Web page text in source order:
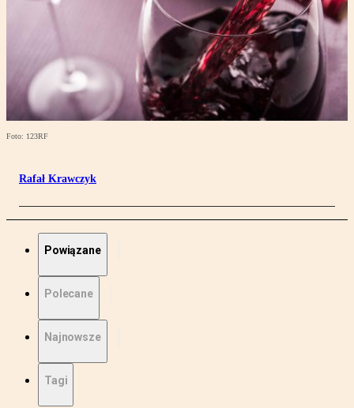
Foto: 123RF
Rafał Krawczyk
Powiązane
Polecane
Najnowsze
Tagi